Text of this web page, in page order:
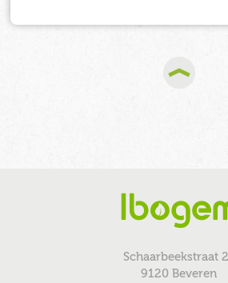
Schaarbeekstraat
9120 Beveren